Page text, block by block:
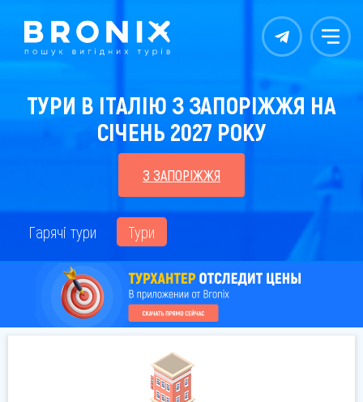
Контакты Меню
ТУРИ В ІТАЛІЮ З ЗАПОРІЖЖЯ НА
СІЧЕНЬ 2027 РОКУ
З ЗАПОРІЖЖЯ
Гарячі тури Тури